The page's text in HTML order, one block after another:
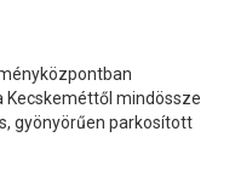
Kecskeméttől mindössze
gyönyörűen parkosított